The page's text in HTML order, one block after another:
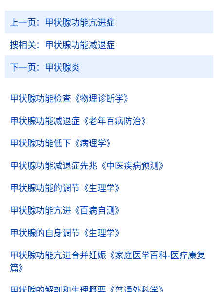
上一页： 甲状腺功能亢进症
搜相关： 甲状腺功能减退症
下一页： 甲状腺炎
甲状腺功能检查 《物理诊断学》
甲状腺功能减退症 《老年百病防治》
甲状腺功能低下 《病理学》
甲状腺功能减退症先兆 《中医疾病预测》
甲状腺功能的调节 《生理学》
甲状腺功能亢进 《百病自测》
甲状腺的自身调节 《生理学》
甲状腺功能亢进合并妊娠 《家庭医学百科-医疗康复
篇》